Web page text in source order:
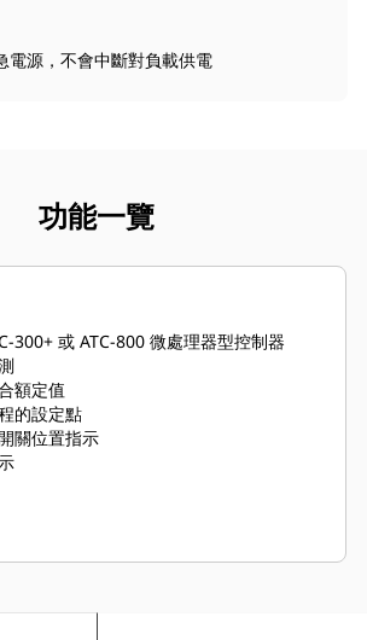
電源，不會中斷對負載供電
功能一覽
300+ 或 ATC-800 微處理器型控制器
額定值
的設定點
關位置指示
試驗器
鎖轉換機構